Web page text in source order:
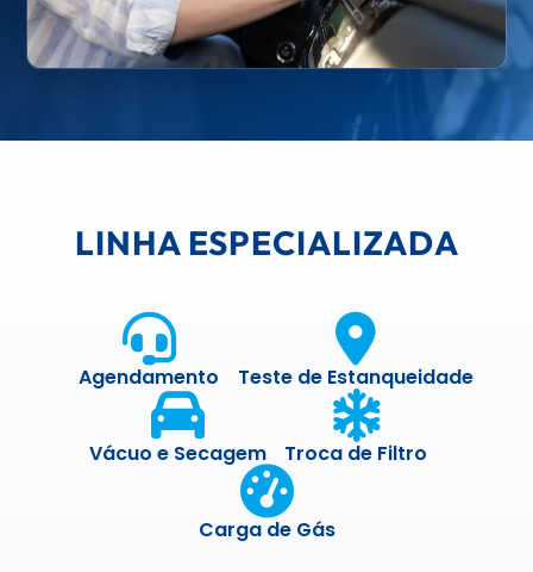
LINHA ESPECIALIZADA
Agendamento Teste de Estanqueidade
Vácuo e Secagem Troca de Filtro
Carga de Gás